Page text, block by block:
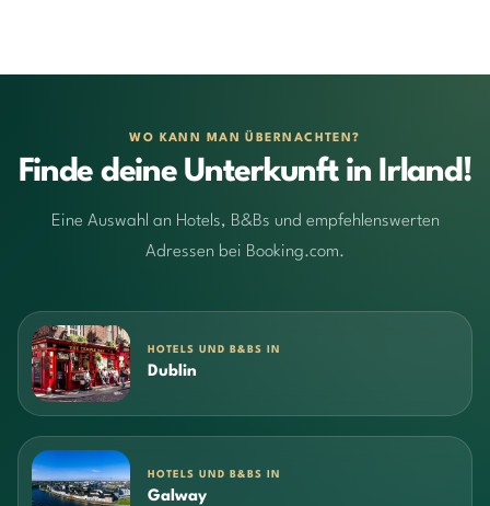
WO KANN MAN ÜBERNACHTEN?
Finde deine Unterkunft in Irland!
Eine Auswahl an Hotels, B&Bs und empfehlenswerten
Adressen bei Booking.com.
HOTELS UND B&BS IN
Dublin
HOTELS UND B&BS IN
Galway